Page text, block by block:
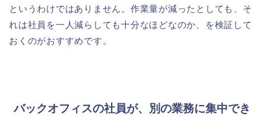
というわけではありません。作業量が減ったとしても、そ
れは社員を一人減らしても十分なほどなのか、を検証して
おくのがおすすめです。
バックオフィスの社員が、別の業務に集中でき